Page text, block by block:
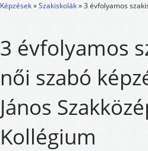
Képzések»Szakiskolák»3 évfolyamos
3 évfolyamos
női szabó
János
Kollégium